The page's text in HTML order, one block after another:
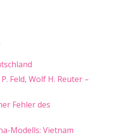
Feld, Wolf H. Reuter –
Fehler des
Modells: Vietnam